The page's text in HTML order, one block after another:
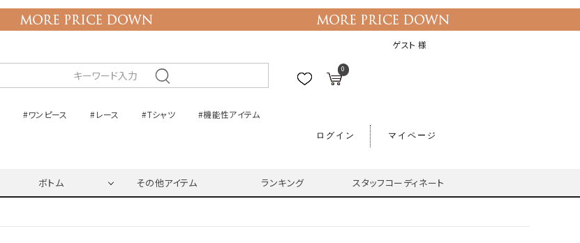
ゲスト 様
0
#ワンピース #レース #Tシャツ #機能性アイテム
ログイン マイページ
ボトム その他アイテム ランキング スタッフコーディネート